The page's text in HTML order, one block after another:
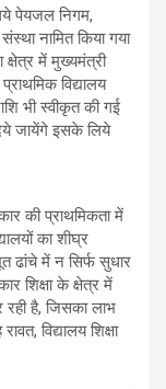
पेयजल निगम,
संस्था नामित किया गया
क्षेत्र में मुख्यमंत्री
विद्यालय
भी स्वीकृत की गई
जायेंगे इसके लिये
की प्राथमिकता में
का शीघ्र
ढांचे में न सिर्फ सुधार
शिक्षा के क्षेत्र में
रही है, जिसका लाभ
विद्यालय शिक्षा